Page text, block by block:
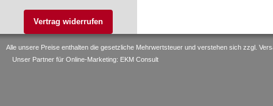
Vertrag widerrufen
Alle unsere Preise enthalten die gesetzliche Mehrwertsteuer und verstehen sich zzgl.
Unser Partner für Online-Marketing: EKM Consult